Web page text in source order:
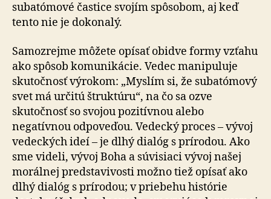
subatómové častice svojím spôsobom, aj keď
tento nie je dokonalý.
Samozrejme môžete opísať obidve formy vzťahu
ako spôsob komunikácie. Vedec manipuluje
skutočnosť výrokom: „Myslím si, že subatómový
svet má určitú štruktúru“, na čo sa ozve
skutočnosť so svojou pozitívnou alebo
negatívnou odpoveďou. Vedecký proces – vývoj
vedeckých ideí – je dlhý dialóg s prírodou. Ako
sme videli, vývoj Boha a súvisiaci vývoj našej
morálnej predstavivosti možno tiež opísať ako
dlhý dialóg s prírodou; v priebehu histórie